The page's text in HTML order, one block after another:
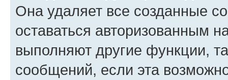
Она удаляет все созданные
оставаться авторизованным
выполняют другие функции,
сообщений, если эта